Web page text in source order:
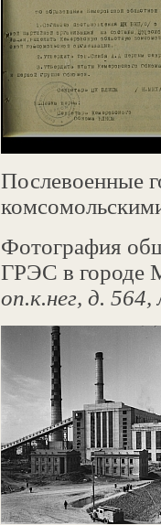
Послевоенные
Фотография
ГРЭС в городе
оп.к.нег, д. 564,